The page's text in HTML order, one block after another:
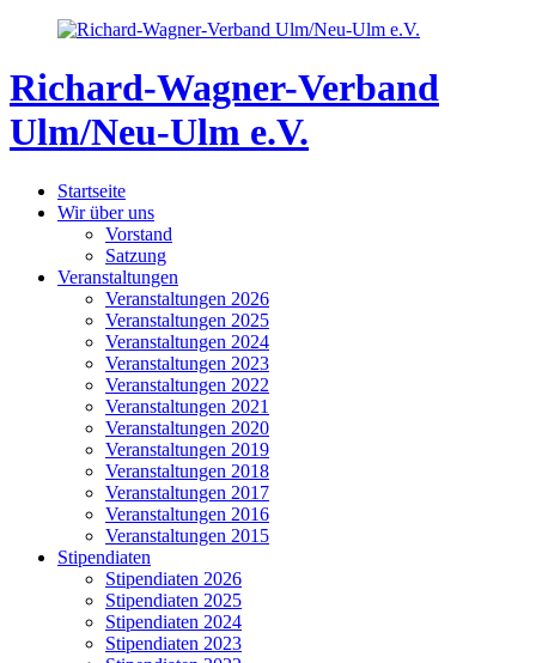
content
Richard-Wagner-Verband
Ulm/Neu-Ulm e.V.
Startseite
Wir über uns
Vorstand
Satzung
Veranstaltungen
Veranstaltungen 2026
Veranstaltungen 2025
Veranstaltungen 2024
Veranstaltungen 2023
Veranstaltungen 2022
Veranstaltungen 2021
Veranstaltungen 2020
Veranstaltungen 2019
Veranstaltungen 2018
Veranstaltungen 2017
Veranstaltungen 2016
Veranstaltungen 2015
Stipendiaten
Stipendiaten 2026
Stipendiaten 2025
Stipendiaten 2024
Stipendiaten 2023